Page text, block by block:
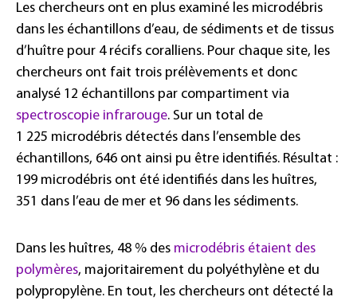
Les chercheurs ont en plus examiné les microdébris
dans les échantillons d’eau, de sédiments et de tissus
d’huître pour 4 récifs coralliens. Pour chaque site, les
chercheurs ont fait trois prélèvements et donc
analysé 12 échantillons par compartiment via
spectroscopie infrarouge. Sur un total de
1 225 microdébris détectés dans l’ensemble des
échantillons, 646 ont ainsi pu être identifiés. Résultat :
199 microdébris ont été identifiés dans les huîtres,
351 dans l’eau de mer et 96 dans les sédiments.
Dans les huîtres, 48 % des microdébris étaient des
polymères, majoritairement du polyéthylène et du
polypropylène. En tout, les chercheurs ont détecté la